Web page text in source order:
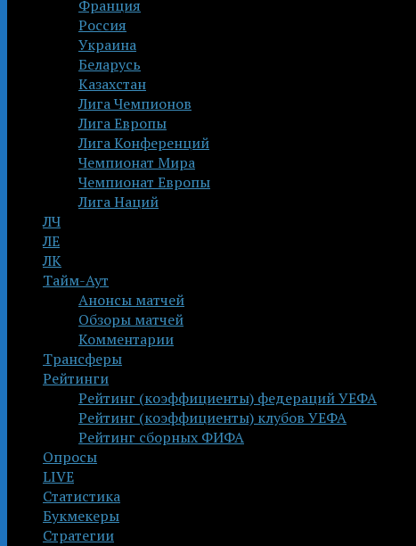
Франция
Россия
Украина
Беларусь
Казахстан
Лига Чемпионов
Лига Европы
Лига Конференций
Чемпионат Мира
Чемпионат Европы
Лига Наций
ЛЧ
ЛЕ
ЛК
Тайм-Аут
Анонсы матчей
Обзоры матчей
Комментарии
Трансферы
Рейтинги
Рейтинг (коэффициенты) федераций УЕФА
Рейтинг (коэффициенты) клубов УЕФА
Рейтинг сборных ФИФА
Опросы
LIVE
Статистика
Букмекеры
Стратегии